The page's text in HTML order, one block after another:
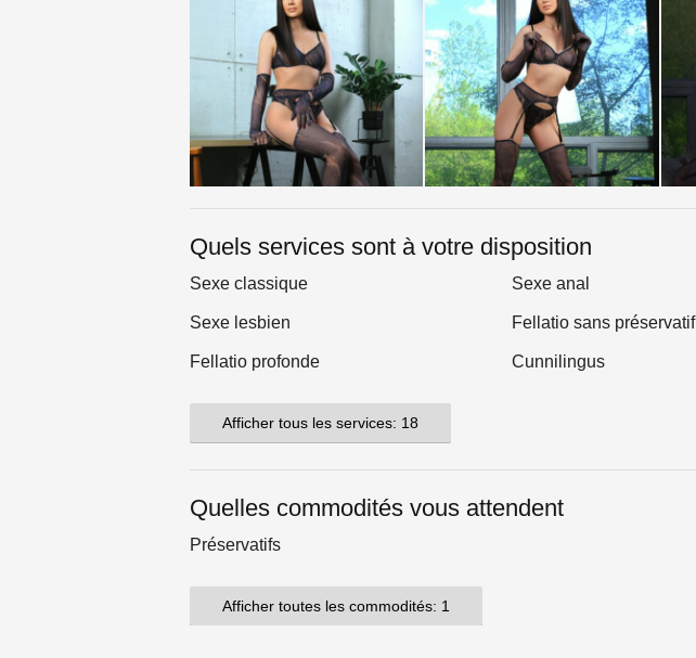
Quels services sont à votre disposition
Sexe classique Sexe anal
Sexe lesbien Fellatio sans préservatif
Fellatio profonde Cunnilingus
Afficher tous les services: 18
Quelles commodités vous attendent
Préservatifs
Afficher toutes les commodités: 1